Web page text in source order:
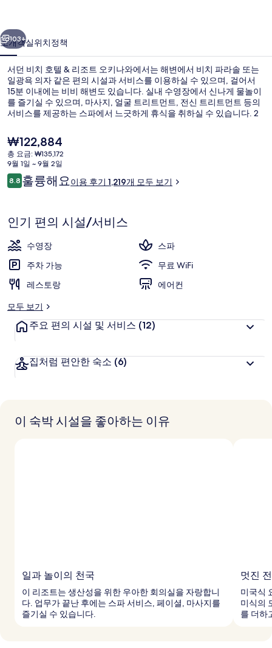
리
조
트
오
키
나
와
의
사
갤
러
리
다음
103+
소개객실위치정책
서던 비치 호텔 & 리조트 오키나와에서는 해변에서 비치 파라솔 또는
일광욕 의자 같은 편의 시설과 서비스를 이용하실 수 있으며, 걸어서
15분 이내에는 비비 해변도 있습니다. 실내 수영장에서 신나게 물놀이
를 즐기실 수 있으며, 마사지, 얼굴 트리트먼트, 전신 트리트먼트 등의
서비스를 제공하는 스파에서 느긋하게 휴식을 취하실 수 있습니다. 2
침, 점심 및 저녁 식사를 제공합니다. 기타 편의 시설과 서비스로는 바/
라운지, 시즌별로 운영되는 야외 수영장, 어린이 수영장 등이 마련되어
있습니다. 많은 분들이 이곳의 친절한 고객 서비스 및 전반적인 숙박
시설 상태에 굉장히 만족했습니다.
현
재
가
격
은
₩122,884
총 요금: ₩135,172
9월 1일 ~ 9월 2일
이
용
기
8.810점 만점 중 8.8점.
훌륭해요이용 후기 1,219개 모두 보기
인기 편의 시설/서비스
수영장
스파
주차 가능
무료 WiFi
레스토랑
에어컨
모두 보기
주요 편의 시설 및 서비스 (12)
집처럼 편안한 숙소 (6)
이 숙박 시설을 좋아하는 이유
일과 놀이의 천국
이 리조트는 생산성을 위한 우아한 회의실을 자랑합니
다. 업무가 끝난 후에는 스파 서비스, 페이셜, 마사지를
즐기실 수 있습니다.
멋진
미국식
미식의
를 더하